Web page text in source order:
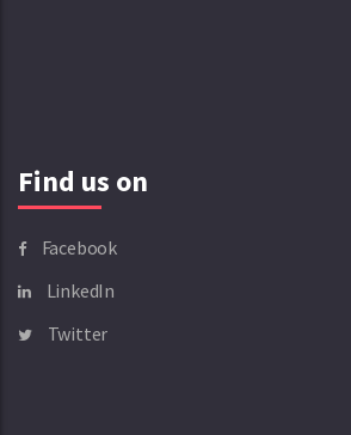
Find us on
Facebook
LinkedIn
Twitter